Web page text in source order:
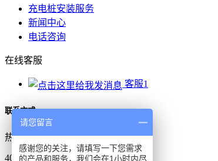
充电桩安装服务
新闻中心
电话咨询
在线客服
客服1
联系方式
热线电话
400-9690-567
请您留言
感谢您的关注，请填写一下您需求
的产品和服务，我们会在1小时内尽